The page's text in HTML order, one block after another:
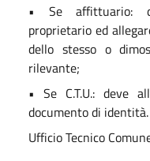
• Se affittuario:
proprietario ed
dello stesso o
rilevante;
• Se C.T.U.: deve
documento di identità.
Ufficio Tecnico